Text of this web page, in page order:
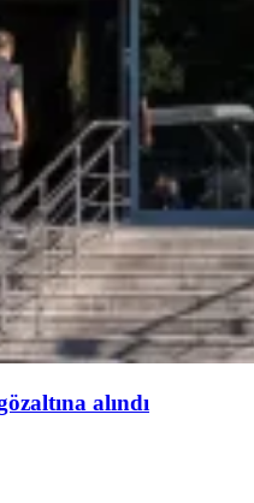
alındı